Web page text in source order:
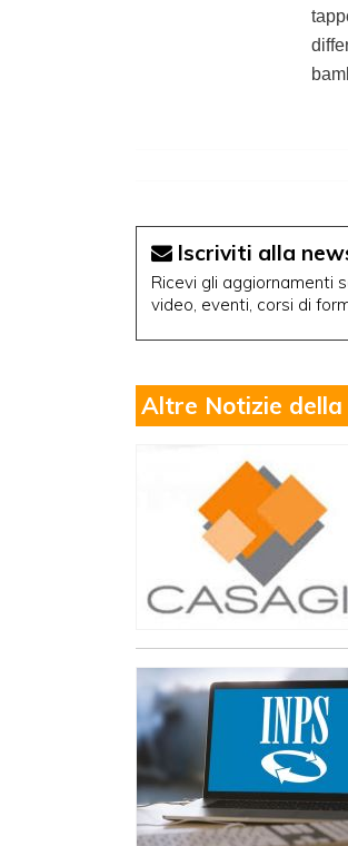
Iscriviti alla
Ricevi gli aggiornamenti
video, eventi, corsi di
Altre Notizie della